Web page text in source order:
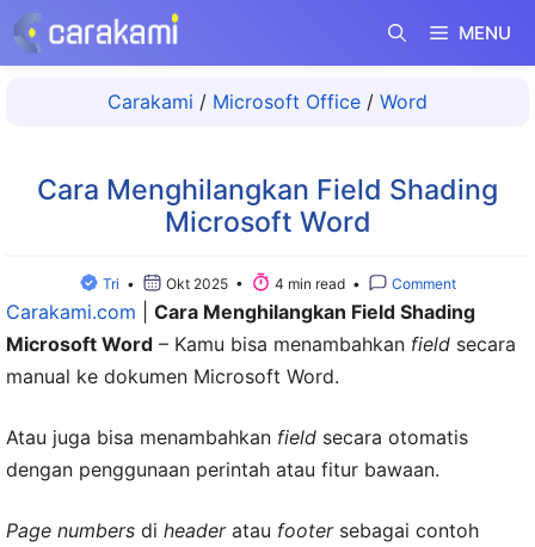
Langsung
ke
MENU
Carakami / Microsoft Office / Word
Cara Menghilangkan Field Shading
Microsoft Word
Tri • Okt 2025 • 4 min read • Comment
Carakami.com
Cara Menghilangkan Field Shading
Microsoft Word – Kamu bisa menambahkan field secara
manual ke dokumen Microsoft Word.
Atau juga bisa menambahkan field secara otomatis
dengan penggunaan perintah atau fitur bawaan.
Page numbers di headeratau footersebagai contoh